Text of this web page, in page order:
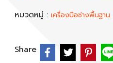
หมวดหมู่ : เครื่องมือช่างพื้นฐาน
Share